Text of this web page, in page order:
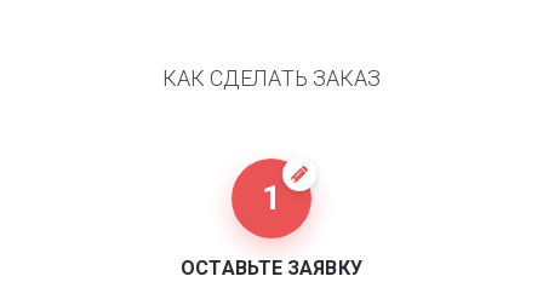
КАК СДЕЛАТЬ ЗАКАЗ
1
ОСТАВЬТЕ ЗАЯВКУ